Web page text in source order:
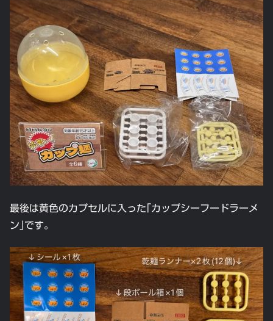
最後は黄色のカプセルに入った｢カップシーフードラーメ
ン｣です。